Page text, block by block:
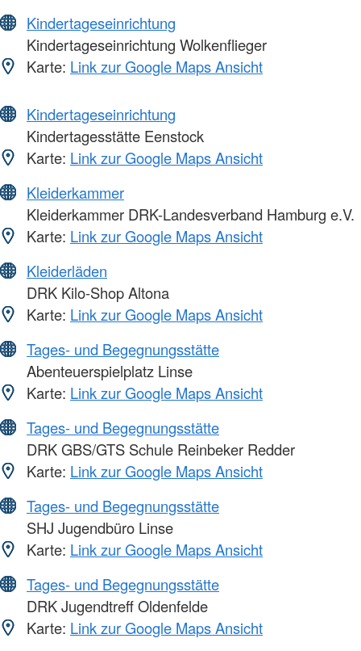
Kindertageseinrichtung
Kindertageseinrichtung Wolkenflieger
Karte: Link zur Google Maps Ansicht
Kindertageseinrichtung
Kindertagesstätte Eenstock
Karte: Link zur Google Maps Ansicht
Kleiderkammer
Kleiderkammer DRK-Landesverband Hamburg e.V.
Karte: Link zur Google Maps Ansicht
Kleiderläden
DRK Kilo-Shop Altona
Karte: Link zur Google Maps Ansicht
Tages- und Begegnungsstätte
Abenteuerspielplatz Linse
Karte: Link zur Google Maps Ansicht
Tages- und Begegnungsstätte
DRK GBS/GTS Schule Reinbeker Redder
Karte: Link zur Google Maps Ansicht
Tages- und Begegnungsstätte
SHJ Jugendbüro Linse
Karte: Link zur Google Maps Ansicht
Tages- und Begegnungsstätte
DRK Jugendtreff Oldenfelde
Karte: Link zur Google Maps Ansicht